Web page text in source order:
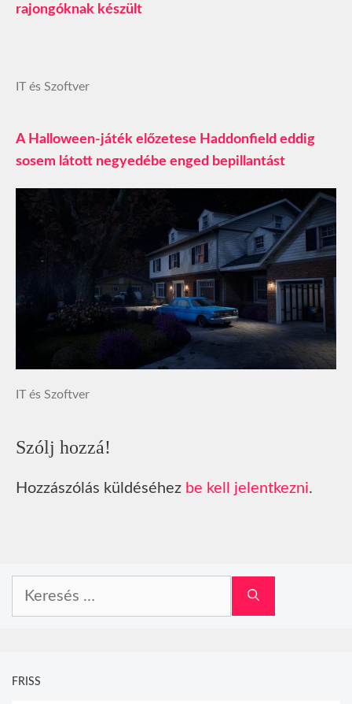
rajongóknak készült
IT és Szoftver
A Halloween-játék előzetese Haddonfield eddig
sosem látott negyedébe enged bepillantást
IT és Szoftver
Szólj hozzá!
Hozzászólás küldéséhez be kell jelentkezni.
FRISS